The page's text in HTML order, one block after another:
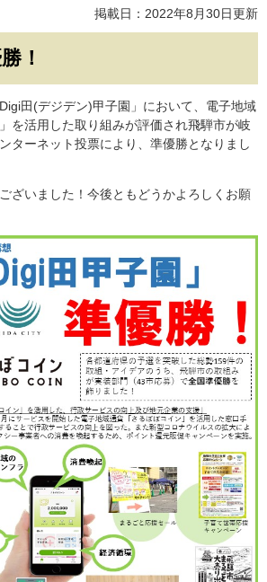
掲載日：2022年8月30日更新
！
田(デジデン)甲子園」において、電子地域
を活用した取り組みが評価され飛騨市が岐
ターネット投票により、準優勝となりまし
ざいました！今後ともどうかよろしくお願